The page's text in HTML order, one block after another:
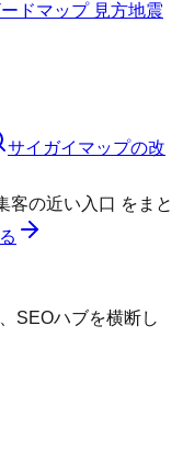
ドマップ 見方地震
サイガイマップの改
客の近い入口 をまと
SEOハブを横断し